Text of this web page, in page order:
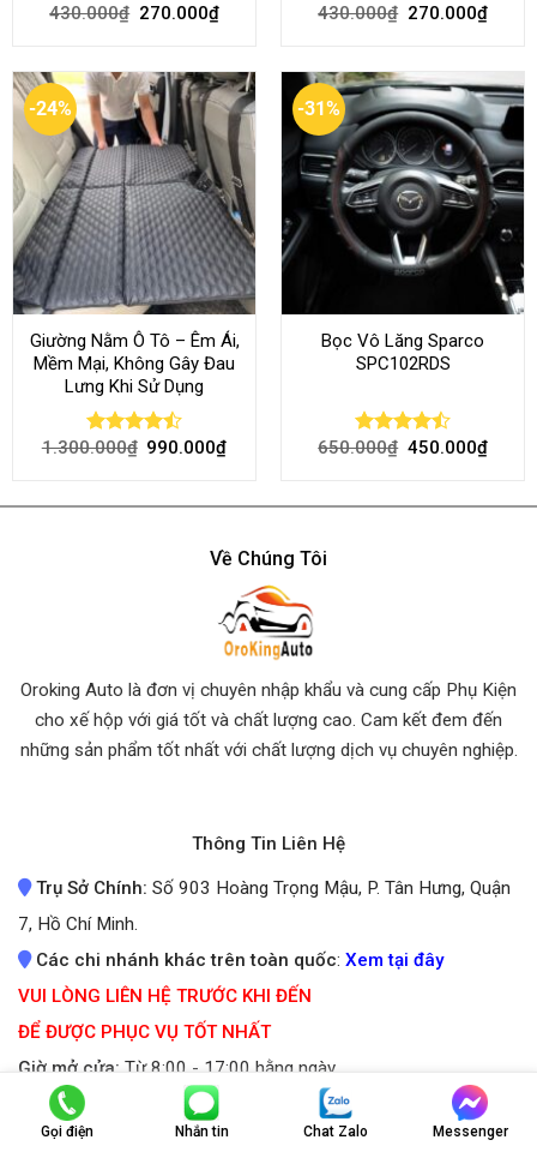
Rated
430.000₫ 270.000₫ Rated 4.80
430.000₫ 270.000₫
-24%
Giường Nằm Ô Tô – Êm Ái,
Mềm Mại, Không Gây Đau
Lưng Khi Sử Dụng
Rated
1.300.000₫ 990.000₫
-31%
Bọc Vô Lăng Sparco
SPC102RDS
Rated
650.000₫ 450.000₫
Về Chúng Tôi
Oroking Auto là đơn vị chuyên nhập khẩu và cung cấp Phụ Kiện
cho xế hộp với giá tốt và chất lượng cao. Cam kết đem đến
những sản phẩm tốt nhất với chất lượng dịch vụ chuyên nghiệp.
Thông Tin Liên Hệ
Trụ Sở Chính: Số 903 Hoàng Trọng Mậu, P. Tân Hưng, Quận
7, Hồ Chí Minh.
Các chi nhánh khác trên toàn quốc: Xem tại đây
VUI LÒNG LIÊN HỆ TRƯỚC KHI ĐẾN
ĐỂ ĐƯỢC PHỤC VỤ TỐT NHẤT
Giờ mở cửa: Từ 8:00 - 17:00 hằng ngày
(Kể cả ngày lễ và Chủ nhật)
Gọi điện Nhắn tin Chat Zalo Messenger